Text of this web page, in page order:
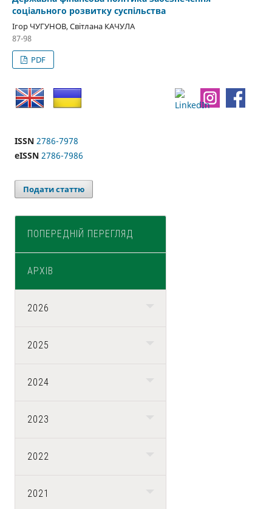
соціального розвитку суспільства
Ігор ЧУГУНОВ, Світлана КАЧУЛА
87-98
PDF
ISSN 2786-7978
eISSN 2786-7986
Подати статтю
ПОПЕРЕДНІЙ ПЕРЕГЛЯД
АРХІВ
2026
2025
2024
2023
2022
2021